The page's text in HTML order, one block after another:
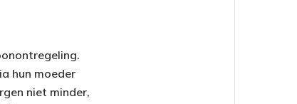
hun moeder
niet minder,